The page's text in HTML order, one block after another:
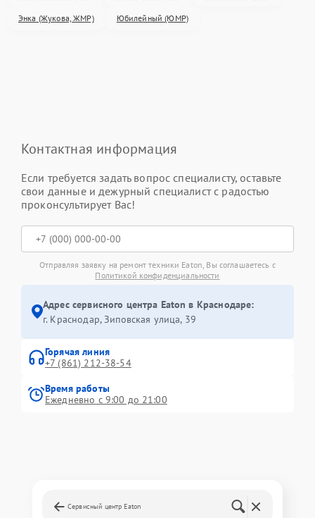
Энка (Жукова, ЖМР) Юбилейный (ЮМР)
Контактная информация
Если требуется задать вопрос специалисту, оставьте
свои данные и дежурный специалист с радостью
проконсультирует Вас!
Отправляя заявку на ремонт техники Eaton, Вы соглашаетесь с
Политикой конфиденциальности
Адрес сервисного центра Eaton в Краснодаре:
г. Краснодар, Зиповская улица, 39
Горячая линия
+7 (861) 212-38-54
Время работы
Ежедневно с 9:00 до 21:00
Сервисный центр Eaton